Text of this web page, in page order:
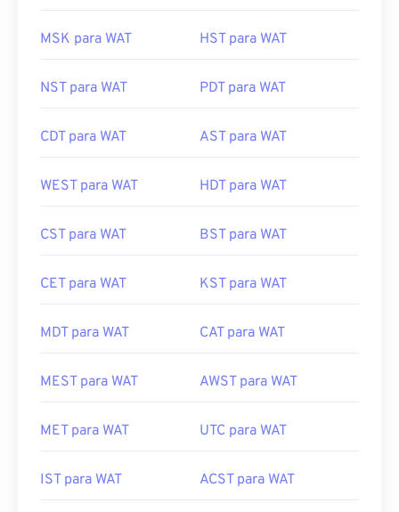
MSK para WAT HST para WAT
NST para WAT PDT para WAT
CDT para WAT AST para WAT
WEST para WAT HDT para WAT
CST para WAT BST para WAT
CET para WAT KST para WAT
MDT para WAT CAT para WAT
MEST para WAT AWST para WAT
MET para WAT UTC para WAT
IST para WAT ACST para WAT